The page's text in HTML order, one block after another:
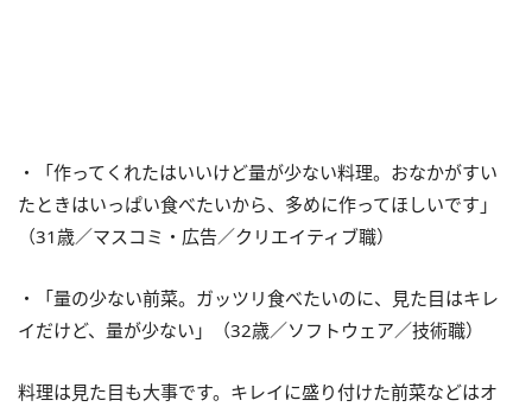
・「作ってくれたはいいけど量が少ない料理。おなかがすい
たときはいっぱい食べたいから、多めに作ってほしいです」
（31歳／マスコミ・広告／クリエイティブ職）
・「量の少ない前菜。ガッツリ食べたいのに、見た目はキレ
イだけど、量が少ない」（32歳／ソフトウェア／技術職）
料理は見た目も大事です。キレイに盛り付けた前菜などはオ